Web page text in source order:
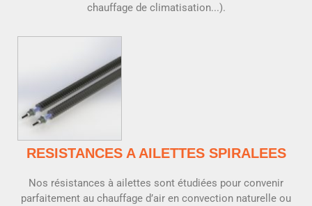
chauffage de climatisation...).
RESISTANCES A AILETTES SPIRALEES
Nos résistances à ailettes sont étudiées pour convenir
parfaitement au chauffage d’air en convection naturelle ou